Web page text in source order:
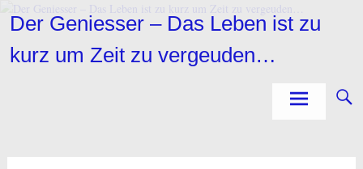
Zum
InhaltDer Geniesser – Das Leben ist zu
kurz um Zeit zu vergeuden…